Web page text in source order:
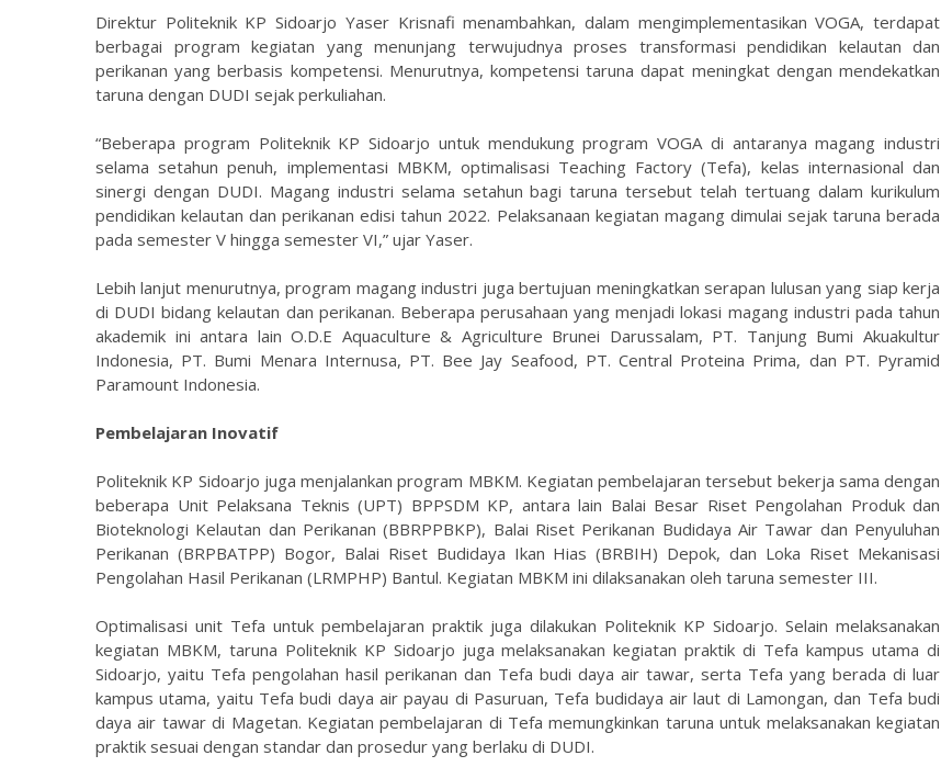
Direktur Politeknik KP Sidoarjo Yaser Krisnafi menambahkan, dalam mengimplementasikan VOGA, terdapat
berbagai program kegiatan yang menunjang terwujudnya proses transformasi pendidikan kelautan dan
perikanan yang berbasis kompetensi. Menurutnya, kompetensi taruna dapat meningkat dengan mendekatkan
taruna dengan DUDI sejak perkuliahan.
“Beberapa program Politeknik KP Sidoarjo untuk mendukung program VOGA di antaranya magang industri
selama setahun penuh, implementasi MBKM, optimalisasi Teaching Factory (Tefa), kelas internasional dan
sinergi dengan DUDI. Magang industri selama setahun bagi taruna tersebut telah tertuang dalam kurikulum
pendidikan kelautan dan perikanan edisi tahun 2022. Pelaksanaan kegiatan magang dimulai sejak taruna berada
pada semester V hingga semester VI,” ujar Yaser.
Lebih lanjut menurutnya, program magang industri juga bertujuan meningkatkan serapan lulusan yang siap kerja
di DUDI bidang kelautan dan perikanan. Beberapa perusahaan yang menjadi lokasi magang industri pada tahun
akademik ini antara lain O.D.E Aquaculture & Agriculture Brunei Darussalam, PT. Tanjung Bumi Akuakultur
Indonesia, PT. Bumi Menara Internusa, PT. Bee Jay Seafood, PT. Central Proteina Prima, dan PT. Pyramid
Paramount Indonesia.
Pembelajaran Inovatif
Politeknik KP Sidoarjo juga menjalankan program MBKM. Kegiatan pembelajaran tersebut bekerja sama dengan
beberapa Unit Pelaksana Teknis (UPT) BPPSDM KP, antara lain Balai Besar Riset Pengolahan Produk dan
Bioteknologi Kelautan dan Perikanan (BBRPPBKP), Balai Riset Perikanan Budidaya Air Tawar dan Penyuluhan
Perikanan (BRPBATPP) Bogor, Balai Riset Budidaya Ikan Hias (BRBIH) Depok, dan Loka Riset Mekanisasi
Pengolahan Hasil Perikanan (LRMPHP) Bantul. Kegiatan MBKM ini dilaksanakan oleh taruna semester III.
Optimalisasi unit Tefa untuk pembelajaran praktik juga dilakukan Politeknik KP Sidoarjo. Selain melaksanakan
kegiatan MBKM, taruna Politeknik KP Sidoarjo juga melaksanakan kegiatan praktik di Tefa kampus utama di
Sidoarjo, yaitu Tefa pengolahan hasil perikanan dan Tefa budi daya air tawar, serta Tefa yang berada di luar
kampus utama, yaitu Tefa budi daya air payau di Pasuruan, Tefa budidaya air laut di Lamongan, dan Tefa budi
daya air tawar di Magetan. Kegiatan pembelajaran di Tefa memungkinkan taruna untuk melaksanakan kegiatan
praktik sesuai dengan standar dan prosedur yang berlaku di DUDI.